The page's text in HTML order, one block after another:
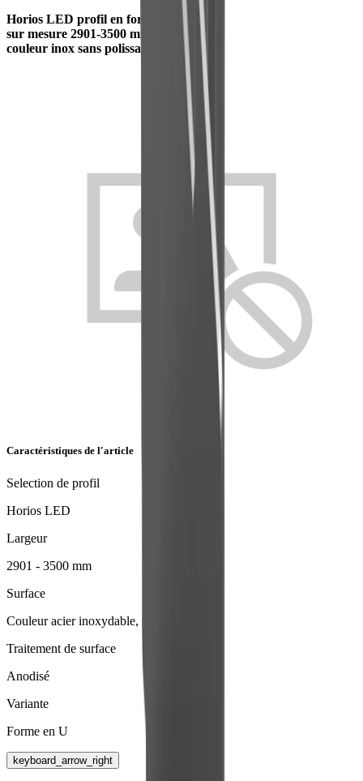
Horios LED profil en forme U
sur mesure 2901-3500 mm
couleur inox sans polissage
Caractéristiques de l'article
Selection de profil
Horios LED
Largeur
2901 - 3500 mm
Surface
Couleur acier inoxydable, sans polissage
Traitement de surface
Anodisé
Variante
Forme en U
keyboard_arrow_right